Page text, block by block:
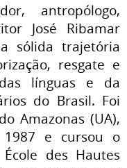
antropólogo,
José Ribamar
sólida trajetória
resgate e
línguas e da
do Brasil. Foi
Amazonas (UA),
e cursou o
des Hautes